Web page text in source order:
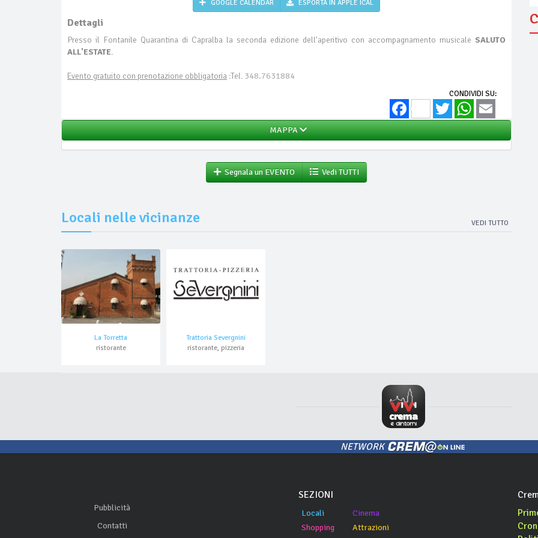
GOOGLE CALENDAR ESPORTA IN APPLE ICAL
Dettagli
Presso il Fontanile Quarantina di Capralba la seconda edizione dell'aperitivo con accompagnamento musicale SALUTO
ALL'ESTATE.
Evento gratuito con prenotazione obbligatoria :Tel. 348.7631884
CONDIVIDI SU:
FacebookTwitter WhatsApp
MAPPA
Segnala un EVENTO Vedi TUTTI
Locali nelle vicinanze VEDI TUTTO
La Torretta
ristorante
Trattoria Severgnini
ristorante, pizzeria
NETWORK
Pubblicità
Contatti
SEZIONI
Locali
Shopping
Cinema
Attrazioni